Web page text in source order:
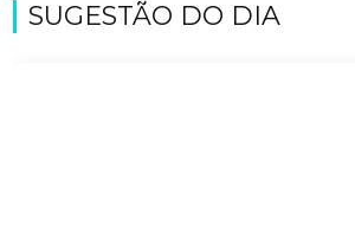
SUGESTÃO DO DIA